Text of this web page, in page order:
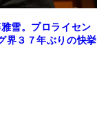
雪。プロライセン
界３７年ぶりの快挙